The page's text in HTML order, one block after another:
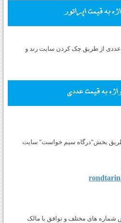
عددی از طریق چک کردن سایت رند و
بخش"درگاه سیم خواست" سایت